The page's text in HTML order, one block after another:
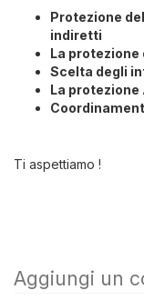
Protezione
indiretti
La
Scelta degli
La protezione
Ti aspettiamo !
Aggiungi un